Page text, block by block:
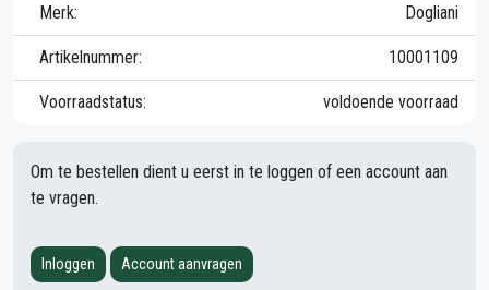
Merk:
Dogliani
Artikelnummer: 10001109
Voorraadstatus: voldoende voorraad
Om te bestellen dient u eerst in te loggen of een account aan
te vragen.
Inloggen Account aanvragen